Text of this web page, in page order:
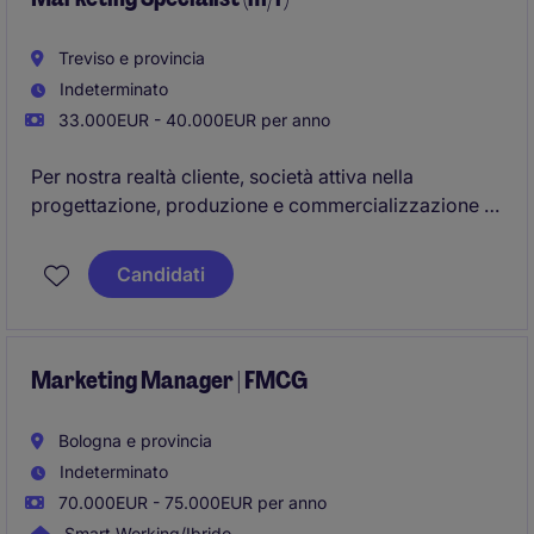
Treviso e provincia
Indeterminato
33.000EUR - 40.000EUR per anno
Per nostra realtà cliente, società attiva nella
progettazione, produzione e commercializzazione di
applicazioni di controllo e termoregolazione, siamo
alla ricerca di una figura di Marketing Specialist
di collegamento con fornitori e agenzie esterne.
Candidati
Marketing Manager | FMCG
Bologna e provincia
Indeterminato
70.000EUR - 75.000EUR per anno